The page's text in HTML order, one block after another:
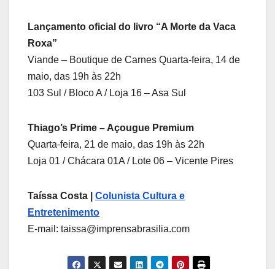
Lançamento oficial do livro “A Morte da Vaca
Roxa”
Viande – Boutique de Carnes Quarta-feira, 14 de
maio, das 19h às 22h
103 Sul / Bloco A / Loja 16 – Asa Sul
Thiago’s Prime – Açougue Premium
Quarta-feira, 21 de maio, das 19h às 22h
Loja 01 / Chácara 01A / Lote 06 – Vicente Pires
Taíssa Costa | Colunista Cultura e
Entretenimento
E-mail: taissa@imprensabrasilia.com